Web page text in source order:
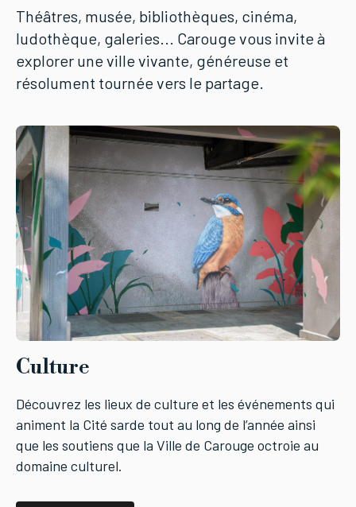
Théâtres, musée, bibliothèques, cinéma,
ludothèque, galeries... Carouge vous invite à
explorer une ville vivante, généreuse et
résolument tournée vers le partage.
Culture
Découvrez les lieux de culture et les événements qui
animent la Cité sarde tout au long de l’année ainsi
que les soutiens que la Ville de Carouge octroie au
domaine culturel.